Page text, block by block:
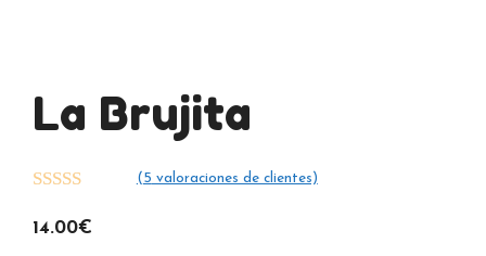
La Brujita
(5 valoraciones de clientes)
14.00€